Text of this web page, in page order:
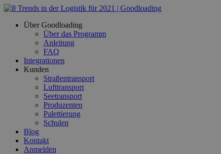
Über Goodloading
Über das Programm
Anleitung
FAQ
Integrationen
Kunden
Straßentransport
Lufttransport
Seetransport
Produzenten
Palettierung
Schulen
Blog
Kontakt
Anmelden